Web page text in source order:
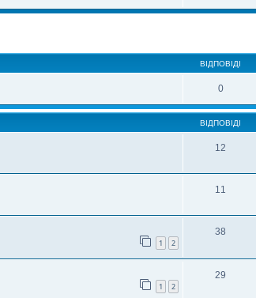
ВІДПОВІДІ
0
ВІДПОВІДІ
12
11
1 2
38
1 2
29